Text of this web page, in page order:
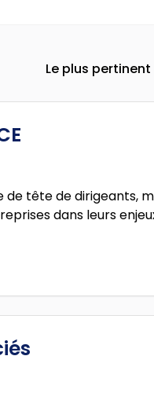
de tête de dirigeants,
dans leurs